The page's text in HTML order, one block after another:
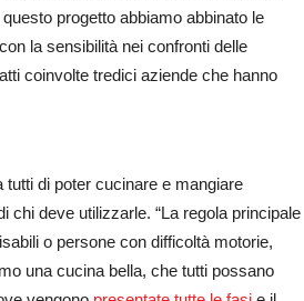
progetto abbiamo abbinato le
la sensibilità nei confronti delle
coinvolte tredici aziende che hanno
di poter cucinare e mangiare
chi deve utilizzarle. “La regola principale
o persone con difficoltà motorie,
una cucina bella, che tutti possano